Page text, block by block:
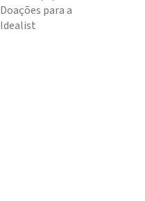
Doações para a
Idealist